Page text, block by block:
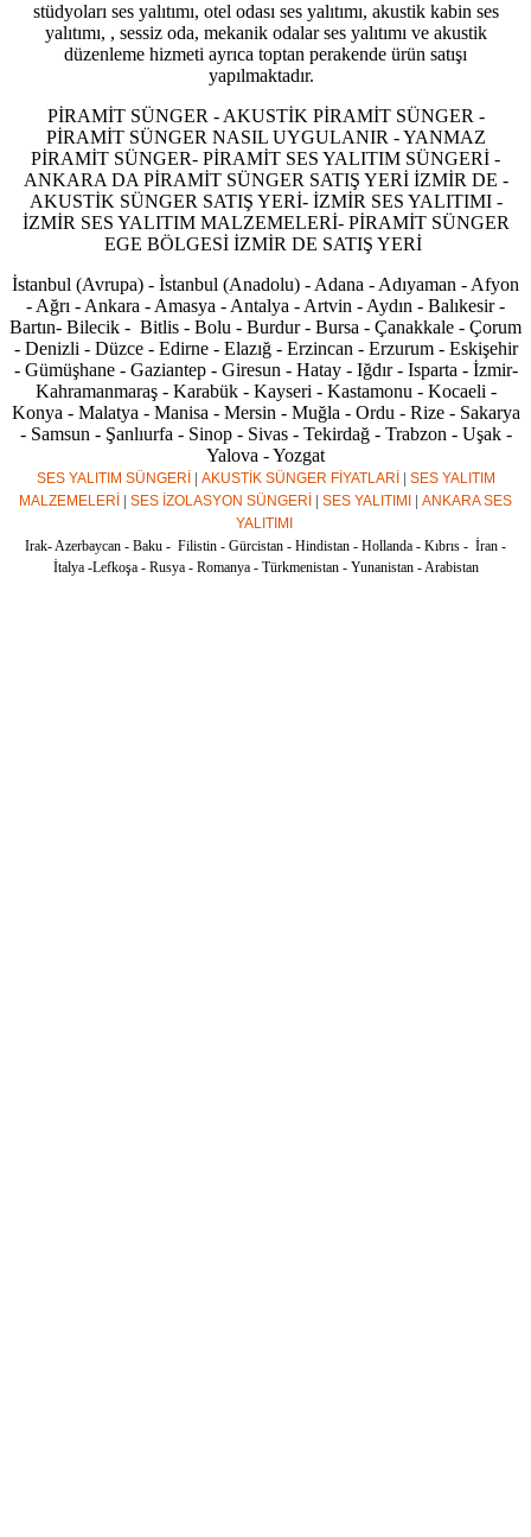
stüdyoları ses yalıtımı, otel odası ses yalıtımı, akustik kabin ses
yalıtımı, , sessiz oda, mekanik odalar ses yalıtımı ve akustik
düzenleme hizmeti ayrıca toptan perakende ürün satışı
yapılmaktadır.
PİRAMİT SÜNGER - AKUSTİK PİRAMİT SÜNGER -
PİRAMİT SÜNGER NASIL UYGULANIR - YANMAZ
PİRAMİT SÜNGER- PİRAMİT SES YALITIM SÜNGERİ -
ANKARA DA PİRAMİT SÜNGER SATIŞ YERİ İZMİR DE -
AKUSTİK SÜNGER SATIŞ YERİ- İZMİR SES YALITIMI -
İZMİR SES YALITIM MALZEMELERİ- PİRAMİT SÜNGER
EGE BÖLGESİ İZMİR DE SATIŞ YERİ
İstanbul (Avrupa) - İstanbul (Anadolu) - Adana - Adıyaman - Afyon
- Ağrı - Ankara - Amasya - Antalya - Artvin - Aydın - Balıkesir -
Bartın- Bilecik - Bitlis - Bolu - Burdur - Bursa - Çanakkale - Çorum
- Denizli - Düzce - Edirne - Elazığ - Erzincan - Erzurum - Eskişehir
- Gümüşhane - Gaziantep - Giresun - Hatay - Iğdır - Isparta - İzmir-
Kahramanmaraş - Karabük - Kayseri - Kastamonu - Kocaeli -
Konya - Malatya - Manisa - Mersin - Muğla - Ordu - Rize - Sakarya
- Samsun - Şanlıurfa - Sinop - Sivas - Tekirdağ - Trabzon - Uşak -
Yalova - Yozgat
SES YALITIM SÜNGERİ | AKUSTİK SÜNGER FİYATLARİ| SES YALITIM
MALZEMELERİ | SES İZOLASYON SÜNGERİ | SES YALITIMI | ANKARA SES
YALITIMI
Irak- Azerbaycan - Baku - Filistin - Gürcistan - Hindistan - Hollanda - Kıbrıs - İran -
İtalya -Lefkoşa - Rusya - Romanya - Türkmenistan - Yunanistan - Arabistan